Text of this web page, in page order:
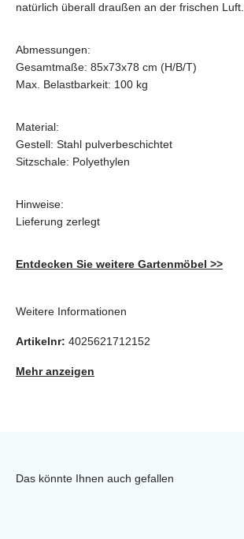
natürlich überall draußen an der frischen Luft.
Abmessungen:
Gesamtmaße: 85x73x78 cm (H/B/T)
Max. Belastbarkeit: 100 kg
Material:
Gestell: Stahl pulverbeschichtet
Sitzschale: Polyethylen
Hinweise:
Lieferung zerlegt
Entdecken Sie weitere Gartenmöbel >>
Weitere Informationen
Artikelnr: 4025621712152
Mehr anzeigen
Das könnte Ihnen auch gefallen